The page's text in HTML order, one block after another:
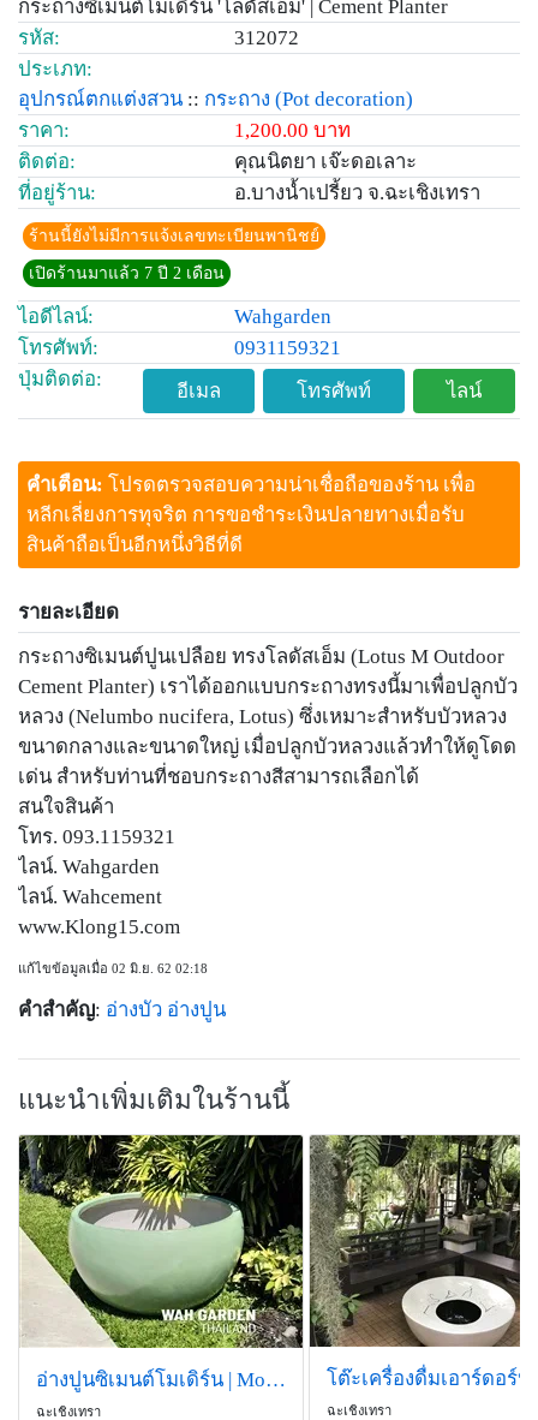
กระถางซิเมนต์โมเดิร์น 'โลดัสเอ็ม' | Cement Planter
รหัส:
312072
ประเภท:
อุปกรณ์ตกแต่งสวน :: กระถาง (Pot decoration)
ราคา:
1,200.00 บาท
ติดต่อ:
คุณนิตยา เจ๊ะดอเลาะ
ที่อยู่ร้าน:
อ.บางน้ำเปรี้ยว จ.ฉะเชิงเทรา
ร้านนี้ยังไม่มีการแจ้งเลขทะเบียนพานิชย์
เปิดร้านมาแล้ว 7 ปี 2 เดือน
ไอดีไลน์:
Wahgarden
โทรศัพท์:
0931159321
ปุ่มติดต่อ:
อีเมล โทรศัพท์ ไลน์
คำเตือน: โปรดตรวจสอบความน่าเชื่อถือของร้าน เพื่อ
หลีกเลี่ยงการทุจริต การขอชำระเงินปลายทางเมื่อรับ
สินค้าถือเป็นอีกหนึ่งวิธีที่ดี
รายละเอียด
กระถางซิเมนต์ปูนเปลือย ทรงโลดัสเอ็ม (Lotus M Outdoor
Cement Planter) เราได้ออกแบบกระถางทรงนี้มาเพื่อปลูกบัว
หลวง (Nelumbo nucifera, Lotus) ซึ่งเหมาะสำหรับบัวหลวง
ขนาดกลางและขนาดใหญ่ เมื่อปลูกบัวหลวงแล้วทำให้ดูโดด
เด่น สำหรับท่านที่ชอบกระถางสีสามารถเลือกได้
สนใจสินค้า
โทร. 093.1159321
ไลน์. Wahgarden
ไลน์. Wahcement
www.Klong15.com
แก้ไขข้อมูลเมื่อ 02 มิ.ย. 62 02:18
คำสำคัญ: อ่างบัว อ่างปูน
แนะนำเพิ่มเติมในร้านนี้
อ่างปูนซิเมนต์โมเดิร์น | Modern Cement Pond
ฉะเชิงเทรา ฉะเชิงเทรา